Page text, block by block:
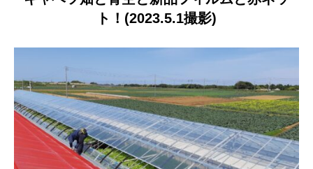
ト！(2023.5.1撮影)